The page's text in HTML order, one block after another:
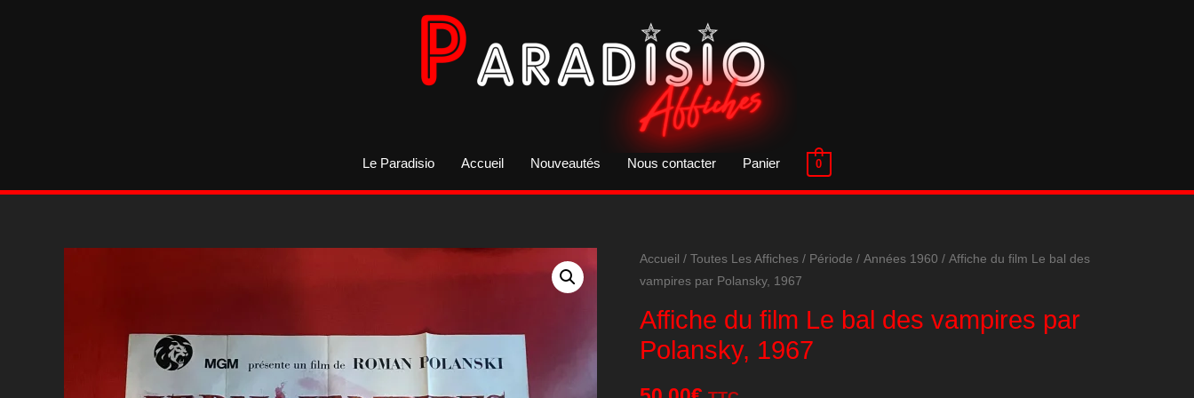
Le Paradisio Accueil Nouveautés Nous contacter Panier 0
Accueil / Toutes Les Affiches / Période / Années 1960 / Affiche du film Le bal des
vampires par Polansky, 1967
Affiche du film Le bal des vampires par
Polansky, 1967